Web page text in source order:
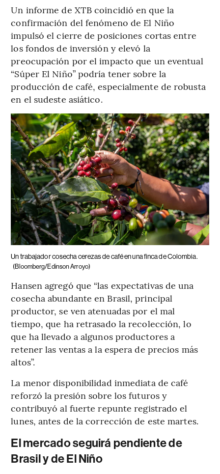
Un informe de XTB coincidió en que la
confirmación del fenómeno de El Niño
impulsó el cierre de posiciones cortas entre
los fondos de inversión y elevó la
preocupación por el impacto que un eventual
“Súper El Niño” podría tener sobre la
producción de café, especialmente de robusta
en el sudeste asiático.
Un trabajador cosecha cerezas de café en una finca de Colombia.
(Bloomberg/Edinson Arroyo)
Hansen agregó que “las expectativas de una
cosecha abundante en Brasil, principal
productor, se ven atenuadas por el mal
tiempo, que ha retrasado la recolección, lo
que ha llevado a algunos productores a
retener las ventas a la espera de precios más
altos”.
La menor disponibilidad inmediata de café
reforzó la presión sobre los futuros y
contribuyó al fuerte repunte registrado el
lunes, antes de la corrección de este martes.
El mercado seguirá pendiente de
Brasil y de El Niño